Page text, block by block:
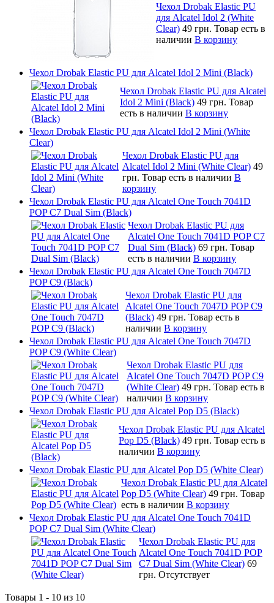
Чехол Drobak Elastic PU
для Alcatel Idol 2 (White
Clear) 49 грн. Товар есть в
наличии В корзину
Чехол Drobak Elastic PU для Alcatel Idol 2 Mini (Black)
Чехол Drobak Elastic PU для Alcatel
Idol 2 Mini (Black) 49 грн. Товар
есть в наличии В корзину
Чехол Drobak Elastic PU для Alcatel Idol 2 Mini (White
Clear)
Чехол Drobak Elastic PU для
Alcatel Idol 2 Mini (White Clear) 49
грн. Товар есть в наличии В
корзину
Чехол Drobak Elastic PU для Alcatel One Touch 7041D
POP C7 Dual Sim (Black)
Чехол Drobak Elastic PU для
Alcatel One Touch 7041D POP C7
Dual Sim (Black) 69 грн. Товар
есть в наличии В корзину
Чехол Drobak Elastic PU для Alcatel One Touch 7047D
POP C9 (Black)
Чехол Drobak Elastic PU для
Alcatel One Touch 7047D POP C9
(Black) 49 грн. Товар есть в
наличии В корзину
Чехол Drobak Elastic PU для Alcatel One Touch 7047D
POP C9 (White Clear)
Чехол Drobak Elastic PU для
Alcatel One Touch 7047D POP C9
(White Clear) 49 грн. Товар есть в
наличии В корзину
Чехол Drobak Elastic PU для Alcatel Pop D5 (Black)
Чехол Drobak Elastic PU для Alcatel
Pop D5 (Black) 49 грн. Товар есть в
наличии В корзину
Чехол Drobak Elastic PU для Alcatel Pop D5 (White Clear)
Чехол Drobak Elastic PU для Alcatel
Pop D5 (White Clear) 49 грн. Товар
есть в наличии В корзину
Чехол Drobak Elastic PU для Alcatel One Touch 7041D
POP C7 Dual Sim (White Clear)
Чехол Drobak Elastic PU для
Alcatel One Touch 7041D POP
C7 Dual Sim (White Clear) 69
грн. Отсутствует
Товары 1 - 10 из 10